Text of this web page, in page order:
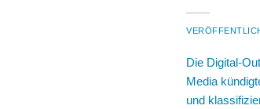
Die Digital-
Media
und